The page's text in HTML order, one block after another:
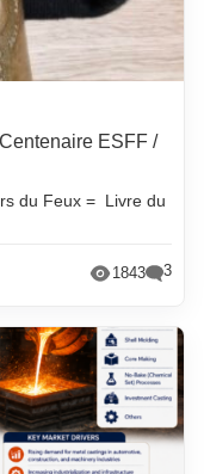
ESFF /
du Feux = Livre du
1843 3